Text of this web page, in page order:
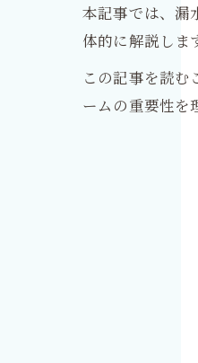
本記事では、漏
体的に解説しま
この記事を読
ームの重要性を